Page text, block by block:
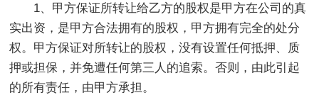
1、甲方保证所转让给乙方的股权是甲方在公司的真
实出资，是甲方合法拥有的股权，甲方拥有完全的处分
权。甲方保证对所转让的股权，没有设置任何抵押、质
押或担保，并免遭任何第三人的追索。否则，由此引起
的所有责任，由甲方承担。